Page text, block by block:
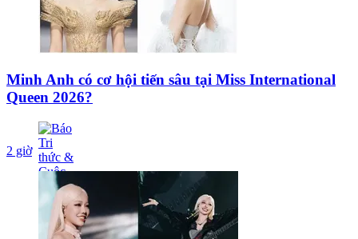
Minh Anh có cơ hội tiến sâu tại Miss International
Queen 2026?
2 giờ